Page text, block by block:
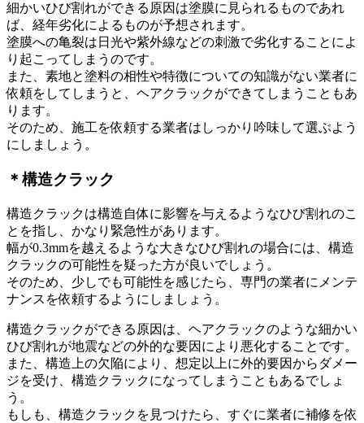
細かいひび割れができる原因は塗膜に見られるものであれ
ば、経年劣化によるものが予想されます。
塗膜への亀裂は日光や紫外線などの刺激で劣化することによ
り起こってしまうのです。
また、素地と塗料の相性や特徴についての知識がない業者に
依頼をしてしまうと、ヘアクラックができてしまうこともあ
ります。
そのため、施工を依頼する業者はしっかり吟味して選ぶよう
にしましょう。
＊構造クラック
構造クラックは構造自体に影響を与えるようなひび割れのこ
とを指し、かなり緊急性があります。
幅が0.3mmを越えるような大きなひび割れの場合には、構造
クラックの可能性を疑った方が良いでしょう。
そのため、少しでも可能性を感じたら、専門の業者にメンテ
ナンスを依頼するようにしましょう。
構造クラックができる原因は、ヘアクラックのような細かい
ひび割れが地震などの外的な要因により悪化することです。
また、構造上の欠陥により、想定以上に外的要因からダメー
ジを受け、構造クラックになってしまうこともあるでしょ
う。
もしも、構造クラックを見つけたら、すぐに業者に補修を依